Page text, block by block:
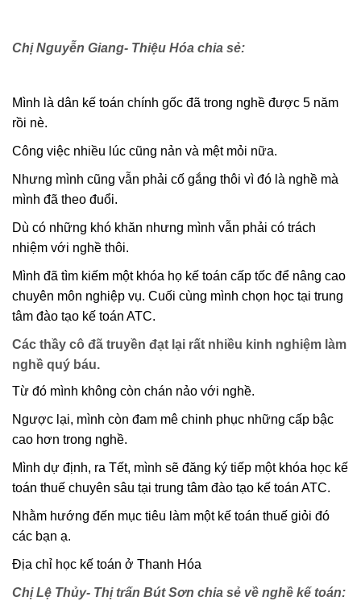
Chị Nguyễn Giang- Thiệu Hóa chia sẻ:
Mình là dân kế toán chính gốc đã trong nghề được 5 năm
rồi nè.
Công việc nhiều lúc cũng nản và mệt mỏi nữa.
Nhưng mình cũng vẫn phải cố gắng thôi vì đó là nghề mà
mình đã theo đuổi.
Dù có những khó khăn nhưng mình vẫn phải có trách
nhiệm với nghề thôi.
Mình đã tìm kiếm một khóa họ kế toán cấp tốc để nâng cao
chuyên môn nghiệp vụ. Cuối cùng mình chọn học tại trung
tâm đào tạo kế toán ATC.
Các thầy cô đã truyền đạt lại rất nhiều kinh nghiệm làm
nghề quý báu.
Từ đó mình không còn chán nảo với nghề.
Ngược lại, mình còn đam mê chinh phục những cấp bậc
cao hơn trong nghề.
Mình dự định, ra Tết, mình sẽ đăng ký tiếp một khóa học kế
toán thuế chuyên sâu tại trung tâm đào tạo kế toán ATC.
Nhằm hướng đến mục tiêu làm một kế toán thuế giỏi đó
các bạn ạ.
Địa chỉ học kế toán ở Thanh Hóa
Chị Lệ Thủy- Thị trấn Bút Sơn chia sẻ về nghề kế toán: